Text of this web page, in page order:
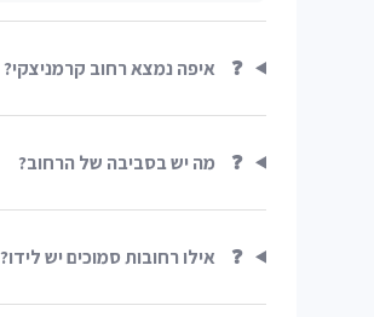
❓ איפה נמצא רחוב קרמניצקי?
❓ מה יש בסביבה של הרחוב?
❓ אילו רחובות סמוכים יש לידו?